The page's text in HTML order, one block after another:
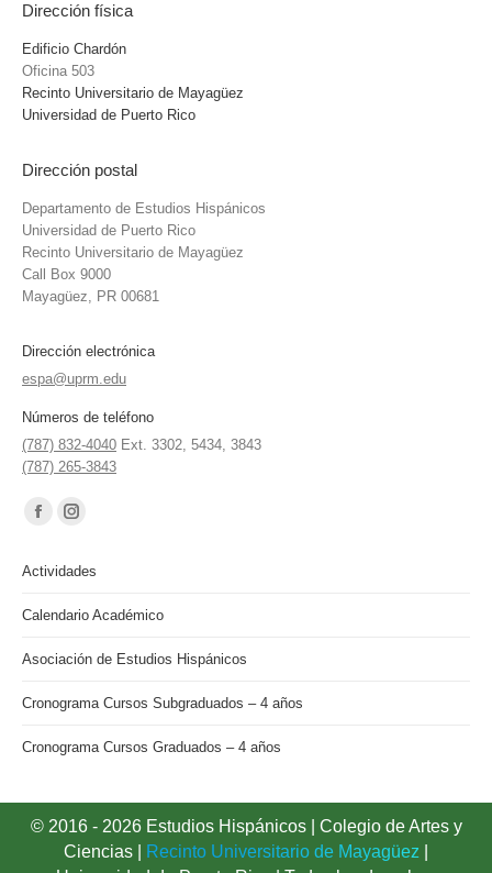
Dirección física
Edificio Chardón
Oficina 503
Recinto Universitario de Mayagüez
Universidad de Puerto Rico
Dirección postal
Departamento de Estudios Hispánicos
Universidad de Puerto Rico
Recinto Universitario de Mayagüez
Call Box 9000
Mayagüez, PR 00681
Dirección electrónica
espa@uprm.edu
Números de teléfono
(787) 832-4040 Ext. 3302, 5434, 3843
(787) 265-3843
Find us on:
Facebook
opens
in
window
Instagram
opens
in
window
Actividades
Calendario Académico
Asociación de Estudios Hispánicos
Cronograma Cursos Subgraduados – 4 años
Cronograma Cursos Graduados – 4 años
© 2016 - 2026 Estudios Hispánicos | Colegio de Artes y
Ciencias
Recinto Universitario de Mayagüez